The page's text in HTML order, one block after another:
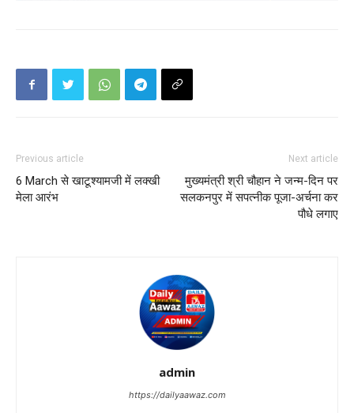
Previous article
6 March से खाटूश्यामजी में लक्खी
मेला आरंभ
Next article
मुख्यमंत्री श्री चौहान ने जन्म-दिन पर
सलकनपुर में सपत्नीक पूजा-अर्चना कर
पौधे लगाए
admin
https://dailyaawaz.com